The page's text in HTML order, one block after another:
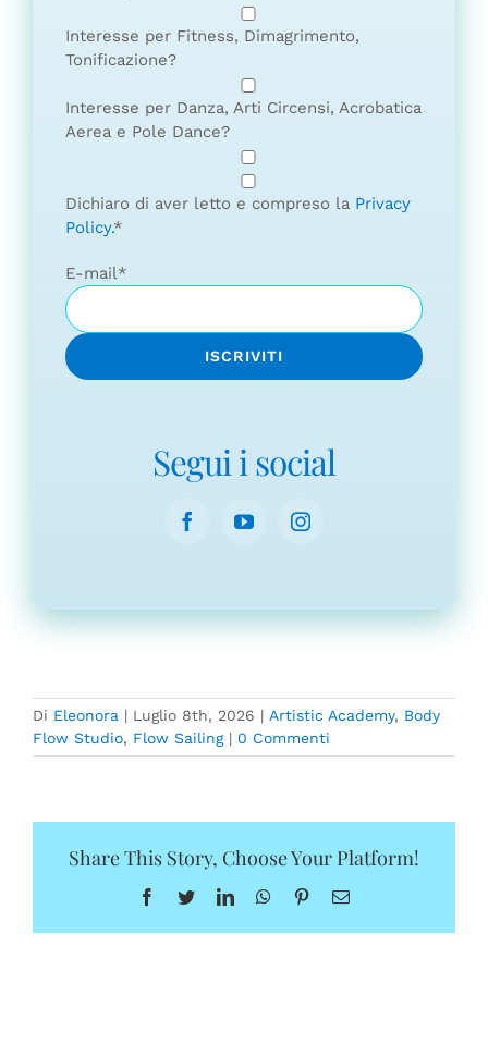
Interesse per Fitness, Dimagrimento,
Tonificazione?
Interesse per Danza, Arti Circensi, Acrobatica
Aerea e Pole Dance?
Dichiaro di aver letto e compreso la Privacy
Policy.*
E-mail*
Segui i social
Di Eleonora | Luglio 8th, 2026 | Artistic Academy, Body
Flow Studio, Flow Sailing | 0 Commenti
Share This Story, Choose Your Platform!
Facebook
TwitterLinkedInWhatsApp
PinterestEmail